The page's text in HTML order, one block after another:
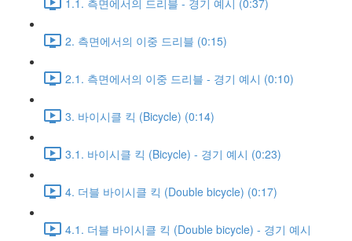
2. 측면에서의 이중 드리블 (0:15)
2.1. 측면에서의 이중 드리블 - 경기 예시 (0:10)
3. 바이시클 킥 (Bicycle) (0:14)
3.1. 바이시클 킥 (Bicycle) - 경기 예시 (0:23)
4. 더블 바이시클 킥 (Double bicycle) (0:17)
4.1. 더블 바이시클 킥 (Double bicycle) - 경기 예시